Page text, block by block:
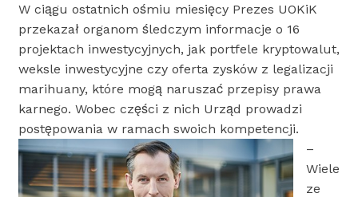
W ciągu ostatnich ośmiu miesięcy Prezes UOKiK
przekazał organom śledczym informacje o 16
projektach inwestycyjnych, jak portfele kryptowalut,
weksle inwestycyjne czy oferta zysków z legalizacji
marihuany, które mogą naruszać przepisy prawa
karnego. Wobec części z nich Urząd prowadzi
postępowania w ramach swoich kompetencji.
–
Wiele
ze